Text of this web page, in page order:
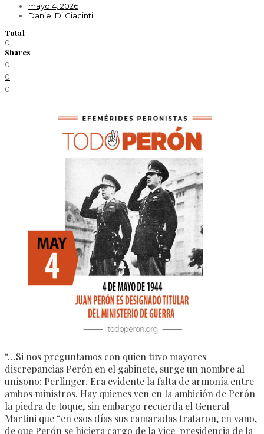
mayo 4, 2026
Daniel Di Giacinti
Total
0
Shares
0
0
0
“…Si nos preguntamos con quien tuvo mayores
discrepancias Perón en el gabinete, surge un nombre al
unísono: Perlinger. Era evidente la falta de armonía entre
ambos ministros. Hay quienes ven en la ambición de Perón
la piedra de toque, sin embargo recuerda el General
Martini que “en esos días sus camaradas trataron, en vano,
de que Perón se hiciera cargo de la Vice-presidencia de la